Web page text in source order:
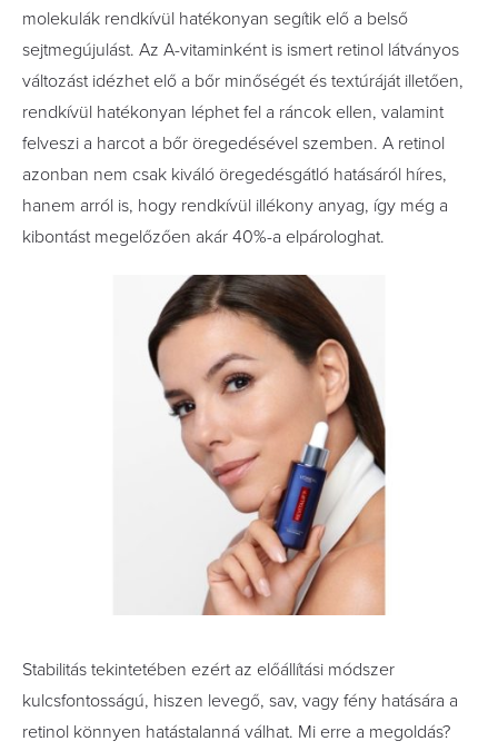
molekulák rendkívül hatékonyan segítik elő a belső
sejtmegújulást. Az A-vitaminként is ismert retinol látványos
változást idézhet elő a bőr minőségét és textúráját illetően,
rendkívül hatékonyan léphet fel a ráncok ellen, valamint
felveszi a harcot a bőr öregedésével szemben. A retinol
azonban nem csak kiváló öregedésgátló hatásáról híres,
hanem arról is, hogy rendkívül illékony anyag, így még a
kibontást megelőzően akár 40%-a elpárologhat.
Stabilitás tekintetében ezért az előállítási módszer
kulcsfontosságú, hiszen levegő, sav, vagy fény hatására a
retinol könnyen hatástalanná válhat. Mi erre a megoldás?